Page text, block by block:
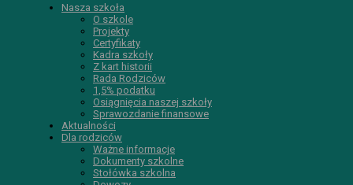
Nasza szkoła
O szkole
Projekty
Certyfikaty
Kadra szkoły
Z kart historii
Rada Rodziców
1,5% podatku
Osiągnięcia naszej szkoły
Sprawozdanie finansowe
Aktualności
Dla rodziców
Ważne informacje
Dokumenty szkolne
Stołówka szkolna